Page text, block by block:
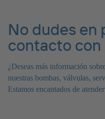
No dudes en
contacto con
¿Deseas más información
nuestras bombas, válvulas,
Estamos encantados de